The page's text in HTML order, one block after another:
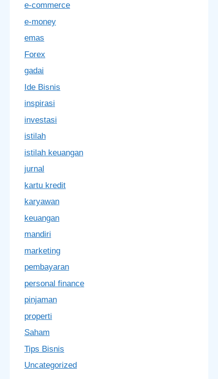
e-commerce
e-money
emas
Forex
gadai
Ide Bisnis
inspirasi
investasi
istilah
istilah keuangan
jurnal
kartu kredit
karyawan
keuangan
mandiri
marketing
pembayaran
personal finance
pinjaman
properti
Saham
Tips Bisnis
Uncategorized